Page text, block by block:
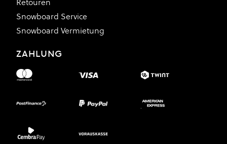
Snowboard Service
Snowboard Vermietung
ZAHLUNG